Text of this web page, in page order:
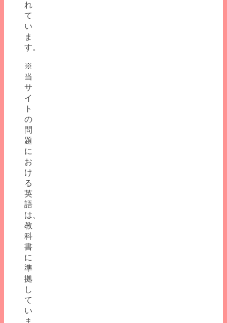
れ
て
い
ま
す。
※
当
サ
イ
ト
の
問
題
に
お
け
る
英
語
は、
教
科
書
に
準
拠
し
て
い